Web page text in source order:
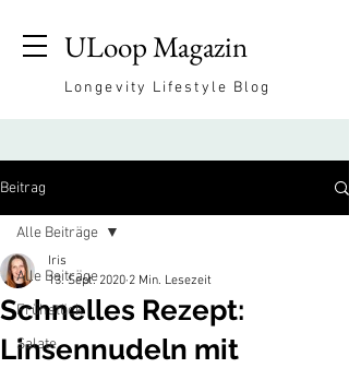
ULoop Magazin
Longevity Lifestyle Blog
Beitrag
Alle Beiträge
Frühstück
Salate
Alle Beiträge
Schnelles Rezept:
Linsennudeln mit
Iris
13. Sept. 2020 2 Min. Lesezeit